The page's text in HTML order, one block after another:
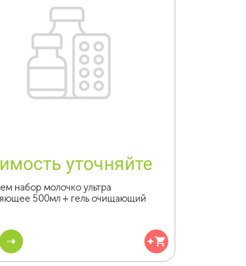
уточняйте
набор молочко ультра
500мл + гель очищающий